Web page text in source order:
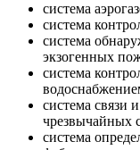
система
система
система
экзогенных
система
система связи
чрезвычайных
система